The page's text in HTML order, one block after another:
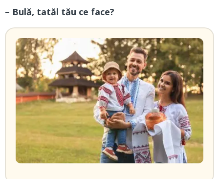
– Bulă, tatăl tău ce face?